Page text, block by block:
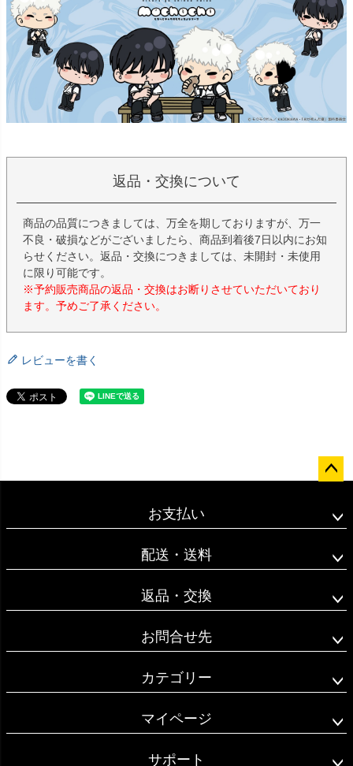
返品・交換について
商品の品質につきましては、万全を期しておりますが、万一
不良・破損などがございましたら、商品到着後7日以内にお知
らせください。返品・交換につきましては、未開封・未使用
に限り可能です。
※予約販売商品の返品・交換はお断りさせていただいており
ます。予めご了承ください。
レビューを書く
ップ
お支払い
配送・送料
返品・交換
お問合せ先
カテゴリー
マイページ
サポート